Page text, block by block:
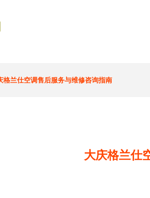
格兰仕空调售后服务与维修咨询指南
大庆格兰仕